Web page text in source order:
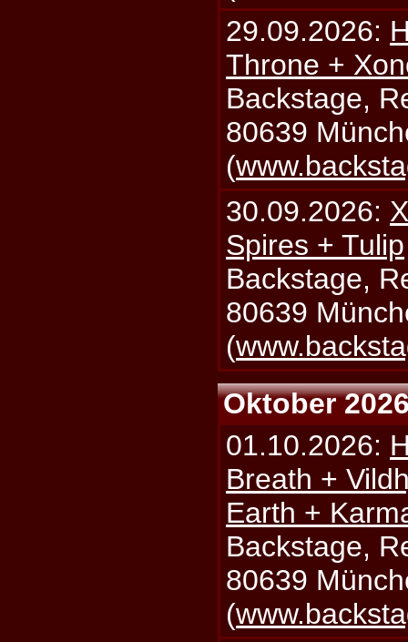
29.09.2026:
Throne +
Backstage,
80639
(
30.09.2026:
Spires + Tulip
Backstage,
80639
(
Oktober
01.10.2026:
Breath +
Earth +
Backstage,
80639
(